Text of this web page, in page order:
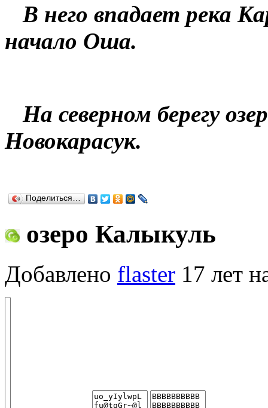
В него впадает река
начало Оша.
На северном берегу
Новокарасук.
Поделиться…
озеро Калыкуль
Добавлено flaster 17 лет